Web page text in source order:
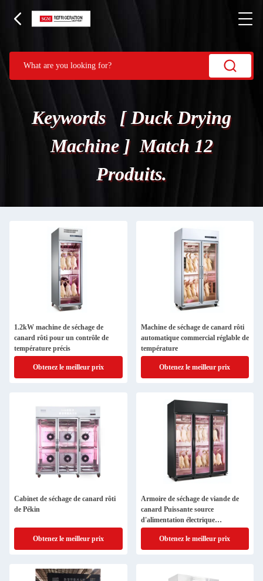
Keywords [ Duck Drying
Machine ] Match 12
Produits.
1.2kW machine de séchage de
canard rôti pour un contrôle de
température précis
Obtenez le meilleur prix
Machine de séchage de canard rôti
automatique commercial réglable de
température
Obtenez le meilleur prix
Cabinet de séchage de canard rôti
de Pékin
Obtenez le meilleur prix
Armoire de séchage de viande de
canard Puissante source
d'alimentation électrique
Température réglable
Obtenez le meilleur prix